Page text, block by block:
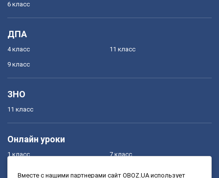
6 класс
ДПА
4 класс
9 класс
11 класс
ЗНО
11 класс
Онлайн уроки
1 класс 7 класс
Вместе с нашими партнерами сайт OBOZ.UA использует